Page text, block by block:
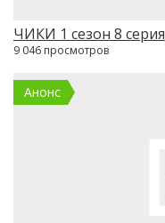
ЧИКИ 1 сезон 8 серия
9 046 просмотров
Анонс